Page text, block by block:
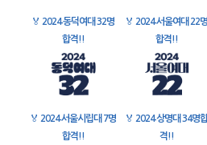
🏅 2024 동덕여대 32명
합격!!
🏅 2024 서울여대 22명
합격!!
🏅 2024 서울시립대 7명
합격!!
🏅 2024 상명대 34명
격!!